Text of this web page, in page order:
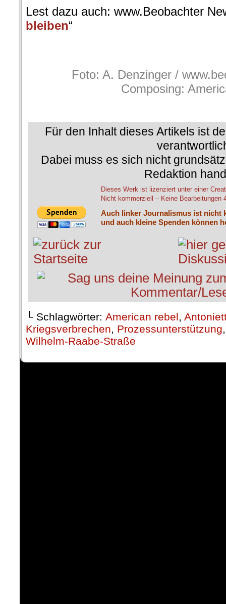
Lest dazu auch: www.Beobachter
bleiben“
Foto: A. Denzinger /
Composing:
Für den Inhalt dieses Artikels ist
Dabei muss es sich nicht
Redaktion
Dieses Werk ist lizenziert unter einer
Nicht kommerziell – Keine Bearbeitungen
Auch linker Journalismus ist nicht
und auch kleine Spenden können
└ Schlagwörter: American rebel,
Kriegsverbrechen, Prozessunterstützung
Wilhelm-Raabe-Straße